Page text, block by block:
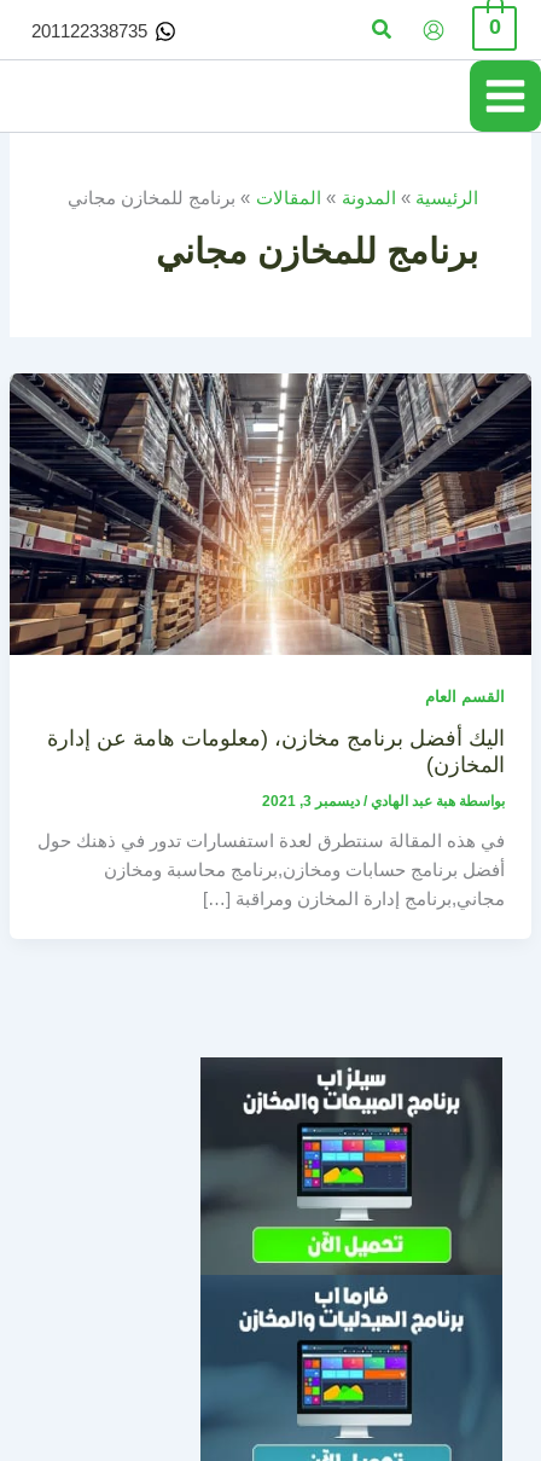
تخطي
المحتوى
0 البحث 201122338735
الرئيسية المدونة المقالات برنامج للمخازن مجاني
برنامج للمخازن مجاني
القسم العام
اليك أفضل برنامج مخازن، (معلومات هامة عن إدارة
المخازن)
بواسطة هبة عبد الهادي/ ديسمبر 3, 2021
في هذه المقالة سنتطرق لعدة استفسارات تدور في ذهنك حول
أفضل برنامج حسابات ومخازن,برنامج محاسبة ومخازن
مجاني,برنامج إدارة المخازن ومراقبة […]